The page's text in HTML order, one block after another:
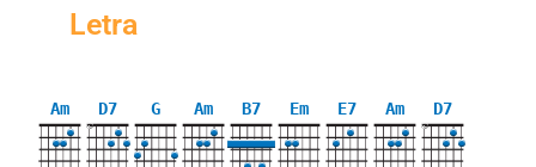
Letra
Am D7
X
G Am B7 Em E7 Am D7
X